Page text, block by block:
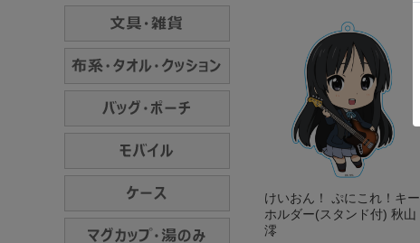
けいおん！ ぷにこれ！キー
ホルダー(スタンド付) 秋山
澪